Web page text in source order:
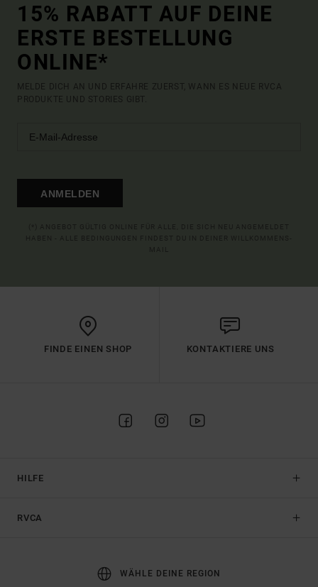
15% RABATT AUF DEINE
ERSTE BESTELLUNG
ONLINE*
MELDE DICH AN UND ERFAHRE ZUERST, WANN ES NEUE RVCA
PRODUKTE UND STORIES GIBT.
ANMELDEN
FINDE EINEN SHOP KONTAKTIERE UNS
HILFE
RVCA
WÄHLE DEINE REGION